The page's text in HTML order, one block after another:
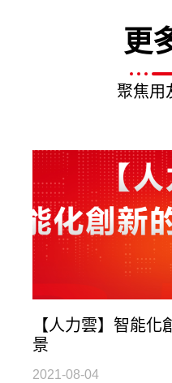
更
聚焦用
【人力雲】智能
景
2021-08-04